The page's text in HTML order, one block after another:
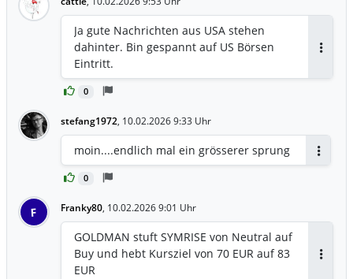
mittelfristigen Ziele bis 2028 bestätigte
der Konzern ebenso wie ein bereits
angekündigtes Aktienrückkaufprogramm
- das erste in seiner Geschichte - von bis
0
Ja gute Nachrichten aus USA stehen
dahinter. Bin gespannt auf US Börsen
Eintritt.
stefang1972, 10.02.2026 9:33 Uhr
0
moin....endlich mal ein grösserer sprung
F Franky80, 10.02.2026 9:01 Uhr
GOLDMAN stuft SYMRISE von Neutral auf
Buy und hebt Kursziel von 70 EUR auf 83
EUR